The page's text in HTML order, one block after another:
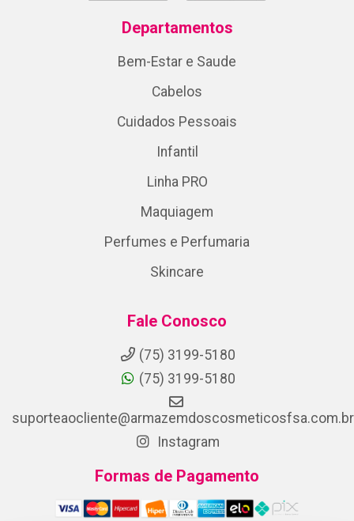
Departamentos
Bem-Estar e Saude
Cabelos
Cuidados Pessoais
Infantil
Linha PRO
Maquiagem
Perfumes e Perfumaria
Skincare
Fale Conosco
(75) 3199-5180
(75) 3199-5180
suporteaocliente@armazemdoscosmeticosfsa.com.br
Instagram
Formas de Pagamento